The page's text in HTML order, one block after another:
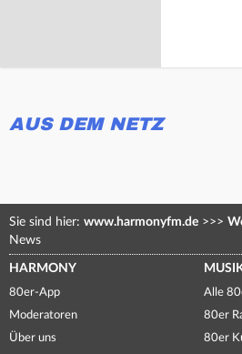
AUS DEM NETZ
Sie sind hier: www.harmonyfm.de >>>
News
HARMONY
80er-App
Moderatoren
Über uns
Alle
80er
80er